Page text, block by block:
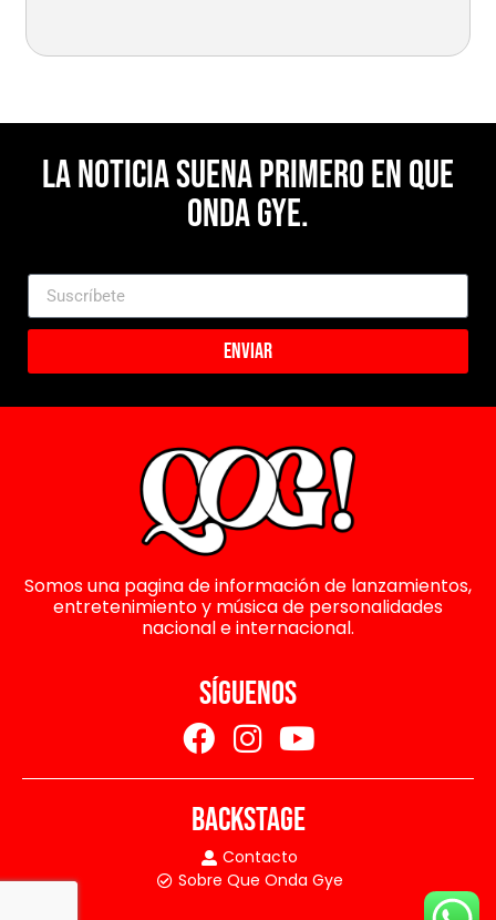
La noticia suena primero en Que
Onda Gye.
Enviar
Somos una pagina de información de lanzamientos,
entretenimiento y música de personalidades
nacional e internacional.
SÍGUENOS
BACKSTAGE
Contacto
Sobre Que Onda Gye